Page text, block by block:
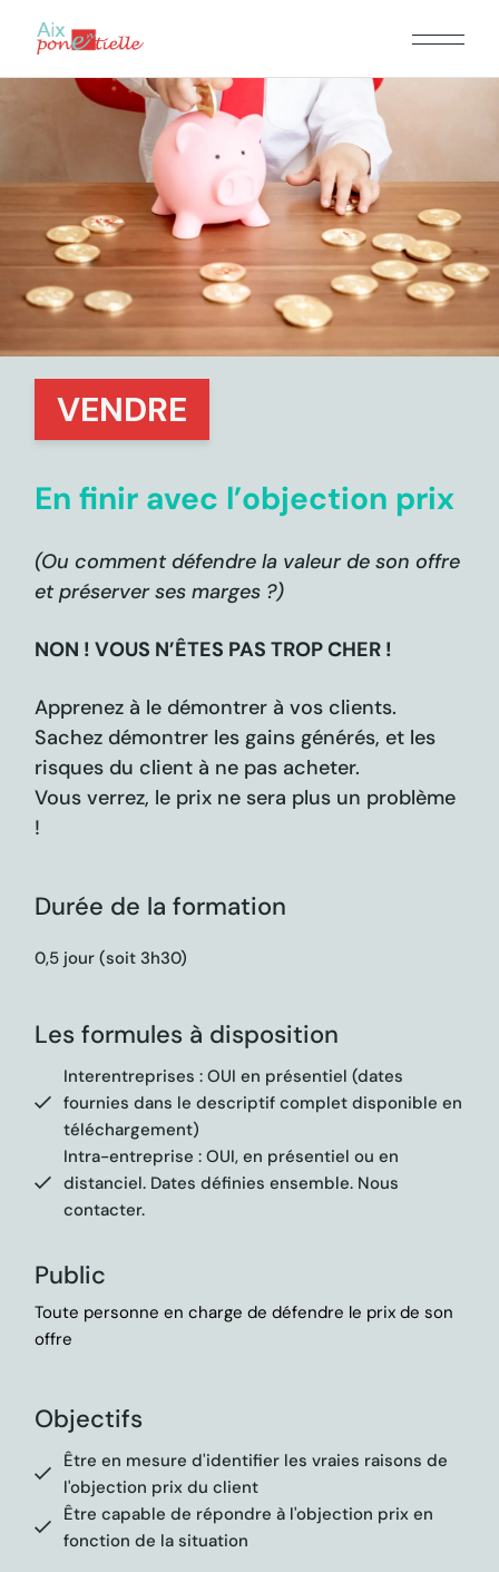
VENDRE
En finir avec l’objection prix
(Ou comment défendre la valeur de son offre
et préserver ses marges ?)
NON ! VOUS N’ÊTES PAS TROP CHER !
Apprenez à le démontrer à vos clients.
Sachez démontrer les gains générés, et les
risques du client à ne pas acheter.
Vous verrez, le prix ne sera plus un problème
!
Durée de la formation
0,5 jour (soit 3h30)
Les formules à disposition
Interentreprises : OUI en présentiel (dates
fournies dans le descriptif complet disponible en
téléchargement)
Intra-entreprise : OUI, en présentiel ou en
distanciel. Dates définies ensemble. Nous
contacter.
Public
Toute personne en charge de défendre le prix de son
offre
Objectifs
Être en mesure d'identifier les vraies raisons de
l'objection prix du client
Être capable de répondre à l'objection prix en
fonction de la situation